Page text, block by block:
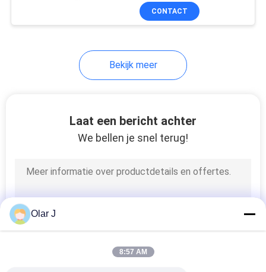
Compressor van de
Vergeldende
Zuigercompressor
CONTACT
Bekijk meer
Laat een bericht achter
We bellen je snel terug!
Olar J
8:57 AM